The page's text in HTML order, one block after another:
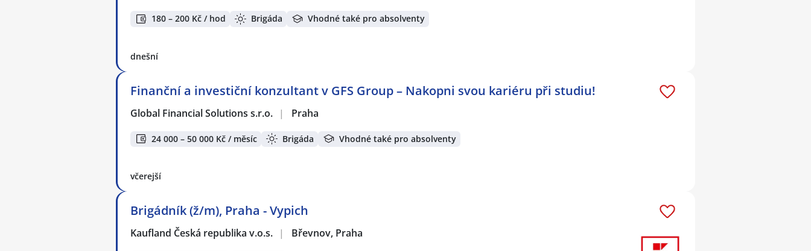
180 – 200 Kč / hod Brigáda Vhodné také pro absolventy
dnešní
Finanční a investiční konzultant v GFS Group – Nakopni svou kariéru při studiu!
Global Financial Solutions s.r.o. | Praha
24 000 – 50 000 Kč / měsíc Brigáda Vhodné také pro absolventy
včerejší
Brigádník (ž/m), Praha - Vypich
Kaufland Česká republika v.o.s. | Břevnov, Praha